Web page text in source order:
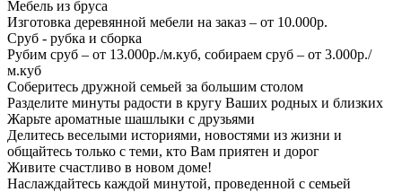
Мебель из бруса
Изготовка деревянной мебели на заказ – от 10.000р.
Сруб - рубка и сборка
Рубим сруб – от 13.000р./м.куб, собираем сруб – от 3.000р./
м.куб
Соберитесь дружной семьей за большим столом
Разделите минуты радости в кругу Ваших родных и близких
Жарьте ароматные шашлыки с друзьями
Делитесь веселыми историями, новостями из жизни и
общайтесь только с теми, кто Вам приятен и дорог
Живите счастливо в новом доме!
Наслаждайтесь каждой минутой, проведенной с семьей